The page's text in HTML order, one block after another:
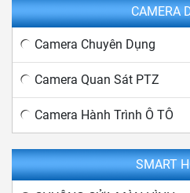
CAMERA
Camera Chuyên Dụng
Camera Quan Sát PTZ
Camera Hành Trình Ô TÔ
SMART